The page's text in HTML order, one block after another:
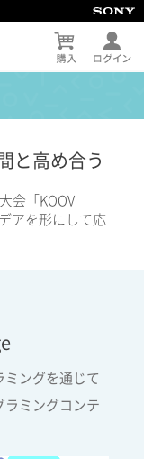
と高め合う
会「KOOV
アを形にして応
ミングを通じて
ラミングコンテ